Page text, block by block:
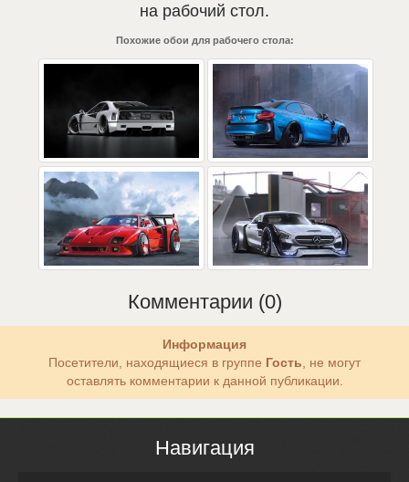
на рабочий стол.
Похожие обои для рабочего стола:
Комментарии (0)
Информация
Посетители, находящиеся в группе Гость , не могут
оставлять комментарии к данной публикации.
Навигация